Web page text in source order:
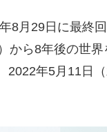
8月29日に最終
から8年後の世
2022年5月11日